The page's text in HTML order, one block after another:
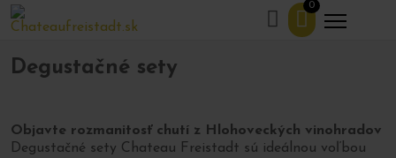
0
Domov
Degustačné sety
Objavte rozmanitosť chutí z Hlohoveckých vinohradov
Degustačné sety Chateau Freistadt sú ideálnou voľbou